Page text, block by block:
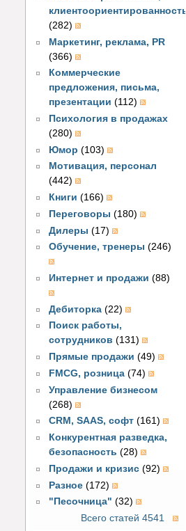
клиентоориентированность
(282)
Маркетинг, реклама, PR
(366)
Коммерческие
предложения, письма,
презентации (112)
Психология в продажах
(280)
Юмор (103)
Мотивация, персонал
(442)
Книги (166)
Переговоры (180)
Дилеры (17)
Обучение, тренеры (246)
Интернет и продажи (88)
Дебиторка (22)
Поиск работы,
сотрудников (131)
Прямые продажи (49)
FMCG, розница (74)
Управление бизнесом
(268)
CRM, SAAS, софт (161)
Конкурентная разведка,
безопасность (28)
Продажи и кризис (92)
Разное (172)
"Песочница" (32)
Всего статей 4541